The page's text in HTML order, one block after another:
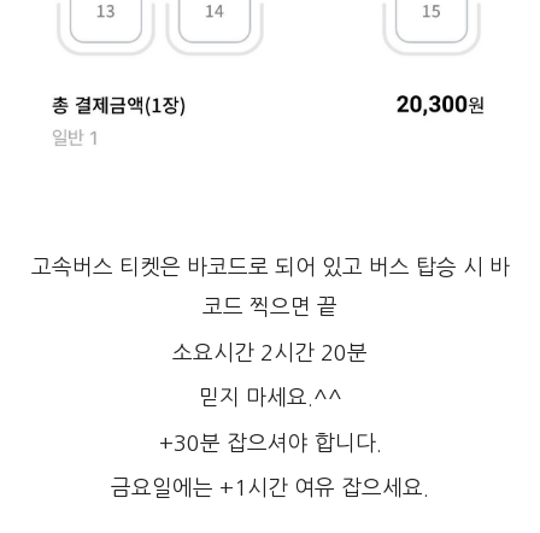
고속버스 티켓은 바코드로 되어 있고 버스 탑승 시 바
코드 찍으면 끝
소요시간 2시간 20분
믿지 마세요.^^
+30분 잡으셔야 합니다.
금요일에는 +1시간 여유 잡으세요.